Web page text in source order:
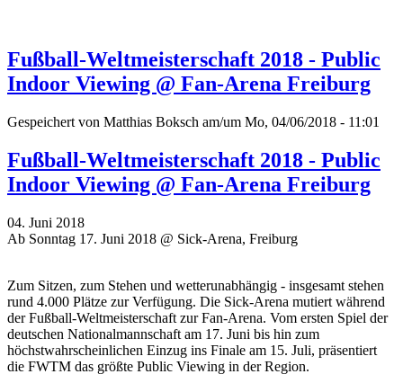
Fußball-Weltmeisterschaft 2018 - Public
Indoor Viewing @ Fan-Arena Freiburg
Gespeichert von Matthias Boksch am/um Mo, 04/06/2018 - 11:01
Fußball-Weltmeisterschaft 2018 - Public
Indoor Viewing @ Fan-Arena Freiburg
04. Juni 2018
Ab Sonntag 17. Juni 2018 @ Sick-Arena, Freiburg
Zum Sitzen, zum Stehen und wetterunabhängig - insgesamt stehen
rund 4.000 Plätze zur Verfügung. Die Sick-Arena mutiert während
der Fußball-Weltmeisterschaft zur Fan-Arena. Vom ersten Spiel der
deutschen Nationalmannschaft am 17. Juni bis hin zum
höchstwahrscheinlichen Einzug ins Finale am 15. Juli, präsentiert
die FWTM das größte Public Viewing in der Region.